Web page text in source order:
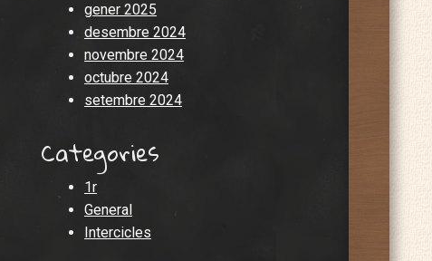
gener 2025
desembre 2024
novembre 2024
octubre 2024
setembre 2024
Categories
1r
General
Intercicles